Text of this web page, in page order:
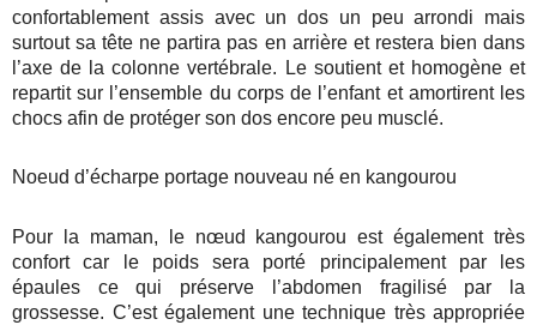
confortablement assis avec un dos un peu arrondi mais
surtout sa tête ne partira pas en arrière et restera bien dans
l’axe de la colonne vertébrale. Le soutient et homogène et
repartit sur l’ensemble du corps de l’enfant et amortirent les
chocs afin de protéger son dos encore peu musclé.
Noeud d’écharpe portage nouveau né en kangourou
Pour la maman, le nœud kangourou est également très
confort car le poids sera porté principalement par les
épaules ce qui préserve l’abdomen fragilisé par la
grossesse. C’est également une technique très appropriée